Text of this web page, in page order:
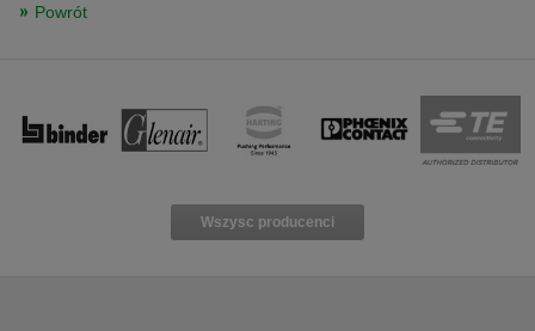
Powrót
Wszysc producenci